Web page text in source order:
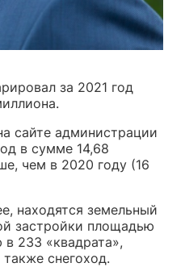
за 2021 год
сайте администрации
в сумме 14,68
чем в 2020 году (16
находятся земельный
застройки площадью
233 «квадрата»,
снегоход.